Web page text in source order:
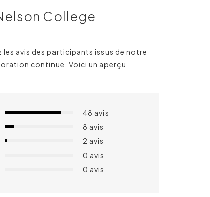
College
les avis des participants issus de notre
continue. Voici un aperçu
48 avis
8 avis
2 avis
0 avis
0 avis